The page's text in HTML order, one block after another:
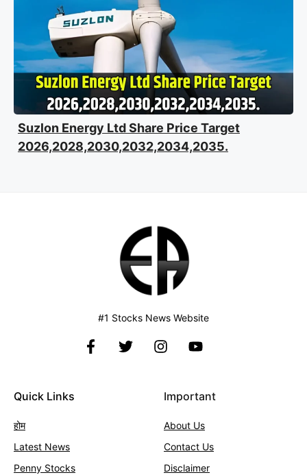
Suzlon Energy Ltd Share Price Target
2026,2028,2030,2032,2034,2035.
#1 Stocks News Website
Quick Links
होम
Latest News
Penny Stocks
Important
About Us
Contact Us
Disclaimer